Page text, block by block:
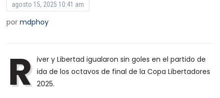
agosto 15, 2025 10:41 am
pormdphoy
R iver y Libertad igualaron sin goles en el partido de
ida de los octavos de final de la Copa Libertadores
2025.